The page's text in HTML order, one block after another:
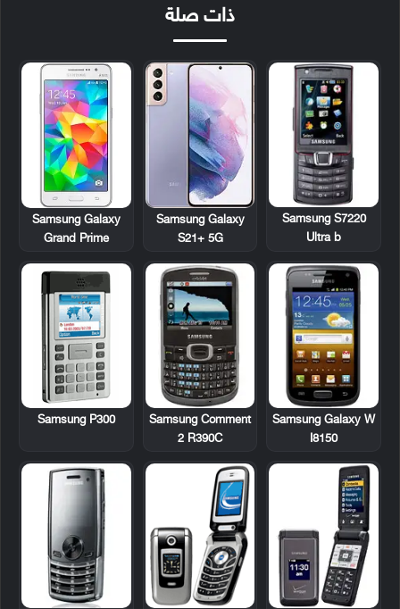
ذات صلة
Samsung S7220
Ultra b
Samsung Galaxy
S21+ 5G
Samsung Galaxy
Grand Prime
Samsung Galaxy W
I8150
Samsung Comment
2 R390C
Samsung P300